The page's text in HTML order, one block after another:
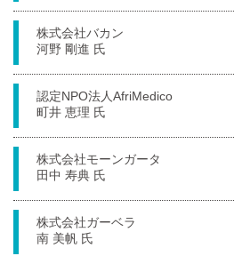
株式会社バカン
河野 剛進 氏
認定NPO法人AfriMedico
町井 恵理 氏
株式会社モーンガータ
田中 寿典 氏
株式会社ガーベラ
南 美帆 氏